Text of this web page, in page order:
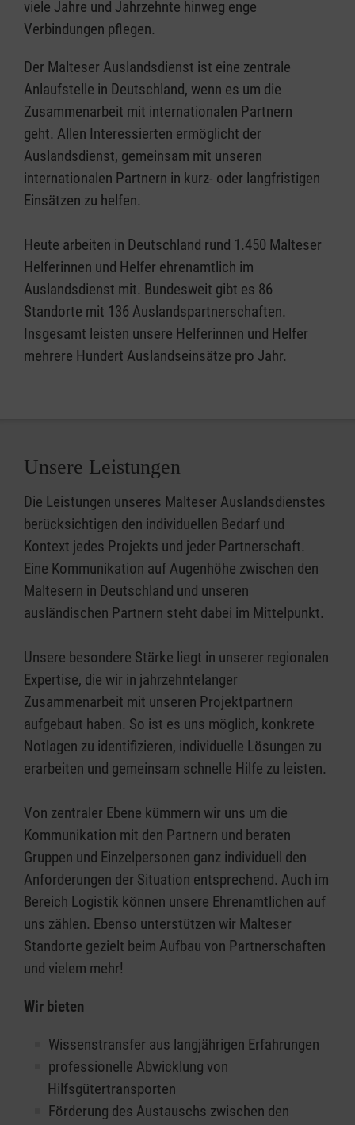
viele Jahre und Jahrzehnte hinweg enge
Verbindungen pflegen.
Der Malteser Auslandsdienst ist eine zentrale
Anlaufstelle in Deutschland, wenn es um die
Zusammenarbeit mit internationalen Partnern
geht. Allen Interessierten ermöglicht der
Auslandsdienst, gemeinsam mit unseren
internationalen Partnern in kurz- oder langfristigen
Einsätzen zu helfen.
Heute arbeiten in Deutschland rund 1.450 Malteser
Helferinnen und Helfer ehrenamtlich im
Auslandsdienst mit. Bundesweit gibt es 86
Standorte mit 136 Auslandspartnerschaften.
Insgesamt leisten unsere Helferinnen und Helfer
mehrere Hundert Auslandseinsätze pro Jahr.
Unsere Leistungen
Die Leistungen unseres Malteser Auslandsdienstes
berücksichtigen den individuellen Bedarf und
Kontext jedes Projekts und jeder Partnerschaft.
Eine Kommunikation auf Augenhöhe zwischen den
Maltesern in Deutschland und unseren
ausländischen Partnern steht dabei im Mittelpunkt.
Unsere besondere Stärke liegt in unserer regionalen
Expertise, die wir in jahrzehntelanger
Zusammenarbeit mit unseren Projektpartnern
aufgebaut haben. So ist es uns möglich, konkrete
Notlagen zu identifizieren, individuelle Lösungen zu
erarbeiten und gemeinsam schnelle Hilfe zu leisten.
Von zentraler Ebene kümmern wir uns um die
Kommunikation mit den Partnern und beraten
Gruppen und Einzelpersonen ganz individuell den
Anforderungen der Situation entsprechend. Auch im
Bereich Logistik können unsere Ehrenamtlichen auf
uns zählen. Ebenso unterstützen wir Malteser
Standorte gezielt beim Aufbau von Partnerschaften
und vielem mehr!
Wir bieten
Wissenstransfer aus langjährigen Erfahrungen
professionelle Abwicklung von
Hilfsgütertransporten
Förderung des Austauschs zwischen den